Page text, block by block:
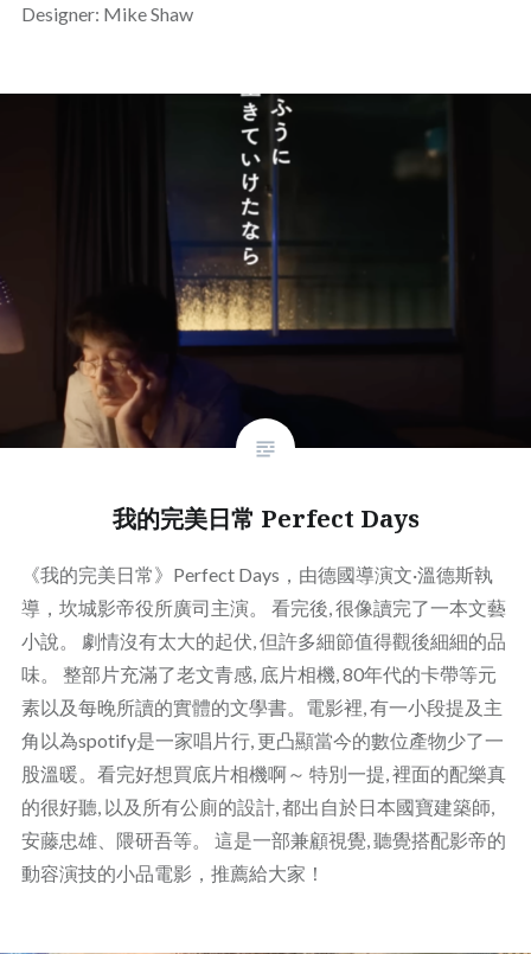
Designer: Mike Shaw
我的完美日常 Perfect Days
《我的完美日常》Perfect Days，由德國導演文·溫德斯執
導，坎城影帝役所廣司主演。 看完後, 很像讀完了一本文藝
小說。 劇情沒有太大的起伏, 但許多細節值得觀後細細的品
味。 整部片充滿了老文青感, 底片相機, 80年代的卡帶等元
素以及每晚所讀的實體的文學書。電影裡, 有一小段提及主
角以為spotify是一家唱片行, 更凸顯當今的數位產物少了一
股溫暖。看完好想買底片相機啊～ 特別一提, 裡面的配樂真
的很好聽, 以及所有公廁的設計, 都出自於日本國寶建築師,
安藤忠雄、隈研吾等。 這是一部兼顧視覺, 聽覺搭配影帝的
動容演技的小品電影，推薦給大家！